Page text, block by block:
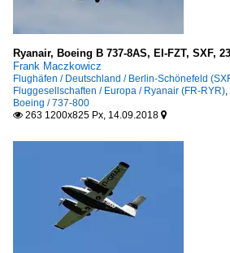
Ryanair, Boeing B 737-8AS, EI-FZT, SXF,
Frank Maczkowicz
Flughäfen / Deutschland / Berlin-Schönefeld
Fluggesellschaften / Europa / Ryanair (FR-RYR),
Boeing / 737-800
 263 1200x825 Px, 14.09.2018 